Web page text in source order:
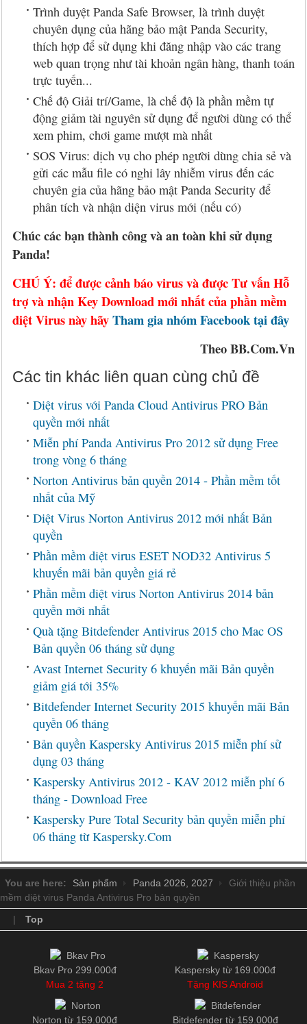
Trình duyệt Panda Safe Browser, là trình duyệt
chuyên dụng của hãng bảo mật Panda Security,
thích hợp để sử dụng khi đăng nhập vào các trang
web quan trọng như tài khoản ngân hàng, thanh toán
trực tuyến...
Chế độ Giải trí/Game, là chế độ là phần mềm tự
động giảm tài nguyên sử dụng để người dùng có thể
xem phim, chơi game mượt mà nhất
SOS Virus: dịch vụ cho phép người dùng chia sẻ và
gửi các mẫu file có nghi lây nhiễm virus đến các
chuyên gia của hãng bảo mật Panda Security để
phân tích và nhận diện virus mới (nếu có)
Chúc các bạn thành công và an toàn khi sử dụng
Panda!
CHÚ Ý: để được cảnh báo virus và được Tư vấn Hỗ
trợ và nhận Key Download mới nhất của phần mềm
diệt Virus này hãyTham gia nhóm Facebook tại đây
Theo BB.Com.Vn
Các tin khác liên quan cùng chủ đề
Diệt virus với Panda Cloud Antivirus PRO Bản
quyền mới nhất
Miễn phí Panda Antivirus Pro 2012 sử dụng Free
trong vòng 6 tháng
Norton Antivirus bản quyền 2014 - Phần mềm tốt
nhất của Mỹ
Diệt Virus Norton Antivirus 2012 mới nhất Bản
quyền
Phần mềm diệt virus ESET NOD32 Antivirus 5
khuyến mãi bản quyền giá rẻ
Phần mềm diệt virus Norton Antivirus 2014 bản
quyền mới nhất
Quà tặng Bitdefender Antivirus 2015 cho Mac OS
Bản quyền 06 tháng sử dụng
Avast Internet Security 6 khuyến mãi Bản quyền
giảm giá tới 35%
Bitdefender Internet Security 2015 khuyến mãi Bản
quyền 06 tháng
Bản quyền Kaspersky Antivirus 2015 miễn phí sử
dụng 03 tháng
Kaspersky Antivirus 2012 - KAV 2012 miễn phí 6
tháng - Download Free
Kaspersky Pure Total Security bản quyền miễn phí
06 tháng từ Kaspersky.Com
You are here: Sản phẩm Panda 2026, 2027
Giới thiệu phần
mềm diệt virus Panda Antivirus Pro bản quyền
|
Top
Bkav Pro 299.000đ
Mua 2 tặng 2
Kaspersky từ 169.000đ
Tặng KIS Android
Norton từ 159.000đ Bitdefender từ 159.000đ